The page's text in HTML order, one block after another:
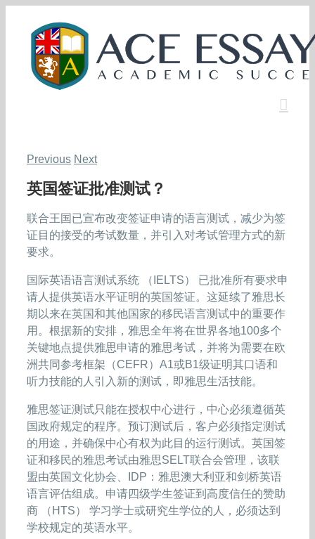
content
Previous Next
英国签证批准测试？
联合王国已宣布改变签证申请的语言测试，减少为签
证目的接受的考试数量，并引入对考试管理方式的新
要求。
国际英语语言测试系统 （IELTS） 已批准所有要求申
请人提供英语水平证明的英国签证。这延续了雅思长
期以来在英国和其他国家的移民语言测试中的重要作
用。根据新的安排，雅思全年将在世界各地100多个
关键地点提供雅思申请的雅思考试，并将为需要在欧
洲共同参考框架（CEFR）A1或B1级证明其口语和
听力技能的人引入新的测试，即雅思生活技能。
雅思签证测试只能在授权中心进行，中心必须遵循英
国政府规定的程序。预订测试后，客户必须指定测试
的用途，并确保中心有权为此目的运行测试。英国签
证和移民的雅思考试由雅思SELT联合会管理，该联
盟由英国文化协会、IDP：雅思澳大利亚和剑桥英语
语言评估组成。申请四级学生签证到高度信任的赞助
商 （HTS） 学习学士或研究生学位的人，必须达到
学校规定的英语水平。